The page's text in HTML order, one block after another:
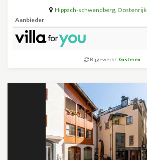
Hippach-schwendberg, Oostenrijk
Aanbieder
Bijgewerkt: Gisteren